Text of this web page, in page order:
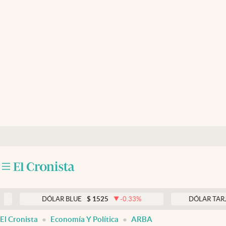
DÓLAR BLUE $ 1525 -0.33% DÓLAR TARJETA $
El Cronista Economía Y Política ARBA